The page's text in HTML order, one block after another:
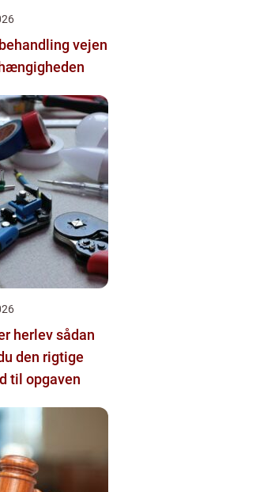
vejen
sådan
den rigtige
til opgaven